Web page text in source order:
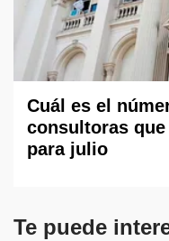
Cuál es el
consultoras que
para julio
Te puede